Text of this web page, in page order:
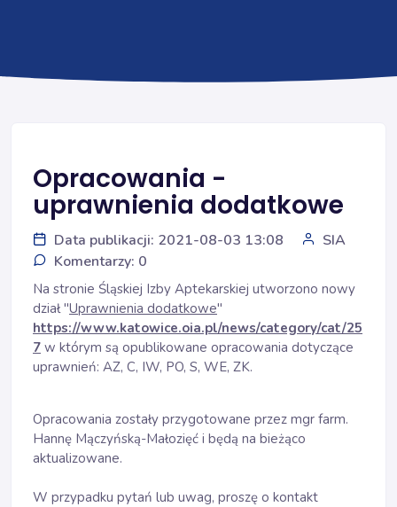
Opracowania -
uprawnienia dodatkowe
Data publikacji: 2021-08-03 13:08
SIA
Komentarzy: 0
Na stronie Śląskiej Izby Aptekarskiej utworzono nowy
dział "Uprawnienia dodatkowe"
https://www.katowice.oia.pl/news/category/cat/25
7 w którym są opublikowane opracowania dotyczące
uprawnień: AZ, C, IW, PO, S, WE, ZK.
Opracowania zostały przygotowane przez mgr farm.
Hannę Mączyńską-Małozięć i będą na bieżąco
aktualizowane.
W przypadku pytań lub uwag, proszę o kontakt